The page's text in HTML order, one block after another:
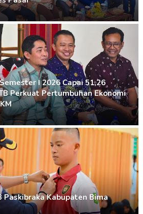
I 2026 Capai 51,26
Perkuat Pertumbuhan Ekonomi
Paskibraka Kabupaten Bima